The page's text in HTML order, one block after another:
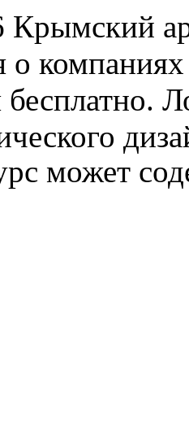
Крымский
компаниях
бесплатно.
может